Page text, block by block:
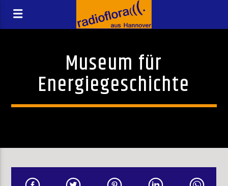
Museum für
Energiegeschichte